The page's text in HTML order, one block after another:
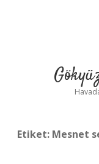
Etiket: Mesnet